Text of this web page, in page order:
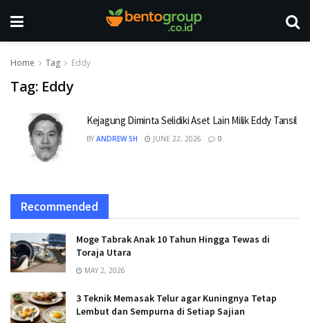
Home Tag Eddy
Tag: Eddy
Kejagung Diminta Selidiki Aset Lain Milik Eddy Tansil
BY ANDREW SH JUNE 22, 2026 0
Recommended
Moge Tabrak Anak 10 Tahun Hingga Tewas di
Toraja Utara
MAY 2, 2026
3 Teknik Memasak Telur agar Kuningnya Tetap
Lembut dan Sempurna di Setiap Sajian